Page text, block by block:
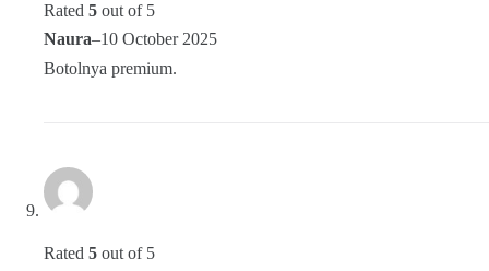
Rated 5 out of 5
Naura–10 October 2025
Botolnya premium.
Rated 5 out of 5